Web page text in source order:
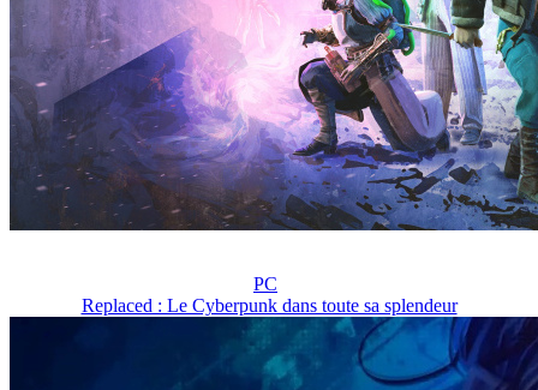
PC
Replaced : Le Cyberpunk dans toute sa splendeur